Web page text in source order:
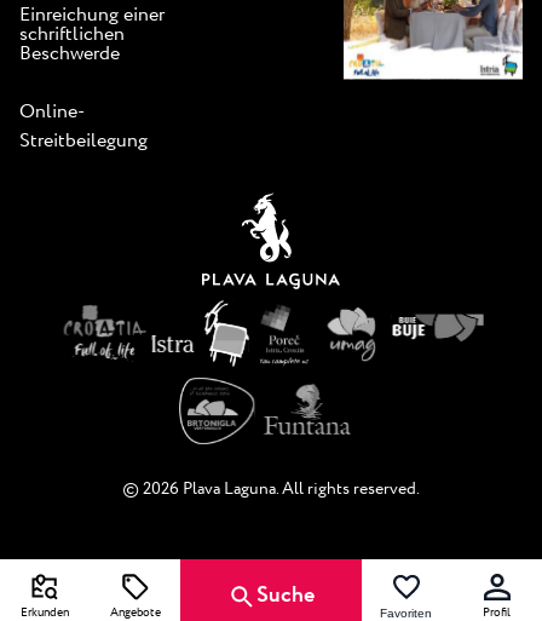
Einreichung einer
schriftlichen
Beschwerde
Online-
Streitbeilegung
© 2026 Plava Laguna. All rights reserved.
Erkunden Angebote
Suche
Favoriten Profil